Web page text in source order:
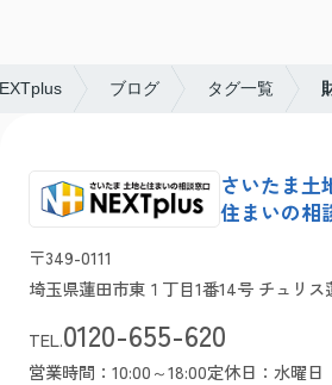
ブログ タグ一覧
さいたま土
住まいの相
〒349-0111
埼玉県蓮田市東１丁目1番14号 チュリス
TEL.0120-655-620
営業時間：10:00～18:00定休日：水曜日